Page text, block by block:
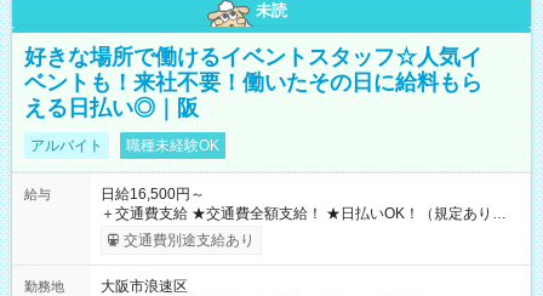
未読
好きな場所で働けるイベントスタッフ☆人気イ
ベントも！来社不要！働いたその日に給料もら
える日払い◎｜阪
アルバイト 職種未経験OK
給与
日給16,500円～
＋交通費支給 ★交通費全額支給！ ★日払いOK！（規定あり） ┗
働いたその日に現金GET♪ お仕事後はコンビニATMから 日払
交通費別途支給あり
勤務地
大阪市浪速区